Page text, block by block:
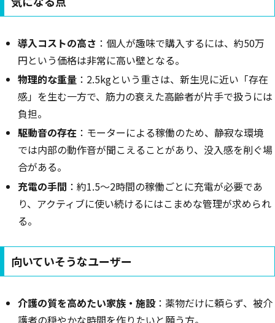
導入コストの高さ ：個人が趣味で購入するには、約50万
円という価格は非常に高い壁となる。
物理的な重量 ：2.5kgという重さは、新生児に近い「存在
感」を生む一方で、筋力の衰えた高齢者が片手で扱うには
負担。
駆動音の存在 ：モーターによる稼働のため、静寂な環境
では内部の動作音が聞こえることがあり、没入感を削ぐ場
合がある。
充電の手間 ：約1.5〜2時間の稼働ごとに充電が必要であ
り、アクティブに使い続けるにはこまめな管理が求められ
る。
向いていそうなユーザー
介護の質を高めたい家族・施設：薬物だけに頼らず、被介
護者の穏やかな時間を作りたいと願う方。